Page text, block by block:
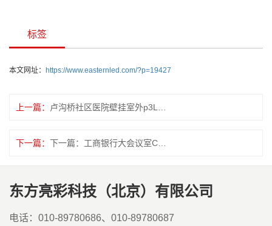
标签
本文网址： https://www.easternled.com/?p=19427
上一篇：
下一篇：
东方亮彩科技（北京）有限公司
电话：010-89780686、010-89780687